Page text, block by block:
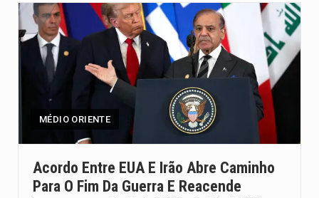
MÉDIO ORIENTE
Acordo Entre EUA E Irão Abre Caminho
Para O Fim Da Guerra E Reacende